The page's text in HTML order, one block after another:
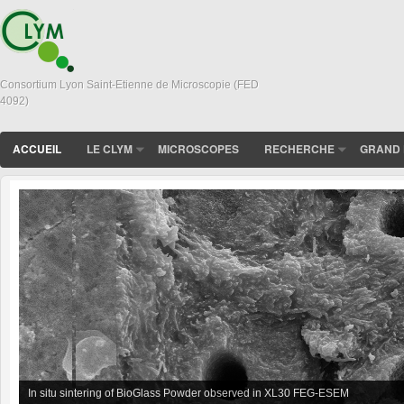
Consortium Lyon Saint-Etienne de Microscopie (FED
4092)
ACCUEIL LE CLYM MICROSCOPES RECHERCHE GRAND
In situ sintering of BioGlass Powder observed in XL30 FEG-ESEM